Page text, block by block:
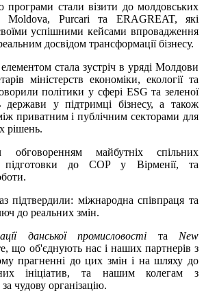
стали візити до молдовських
Purcari та ERAGREAT, які
успішними кейсами впровадження
досвідом трансформації бізнесу.
стала зустріч в уряді Молдови
міністерств економіки, екології та
політики у сфері ESG та зеленої
держави у підтримці бізнесу, а також
приватним і публічним секторами для
рішень.
обговоренням майбутніх спільних
підготовки до COP у Вірменії, та
підтвердили: міжнародна співпраця та
до реальних змін.
данської промисловості та New
що об'єднують нас і наших партнерів з
прагненні до цих змін і на шляху до
ініціатив, та нашим колегам з
чудову організацію.